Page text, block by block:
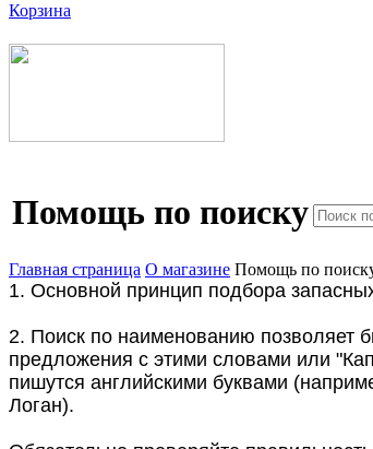
Корзина
Помощь по поиску
Главная страница О магазине Помощь по
1. Основной принцип подбора
2. Поиск по наименованию позволяет
предложения с этими словами или
пишутся английскими буквами
Логан).